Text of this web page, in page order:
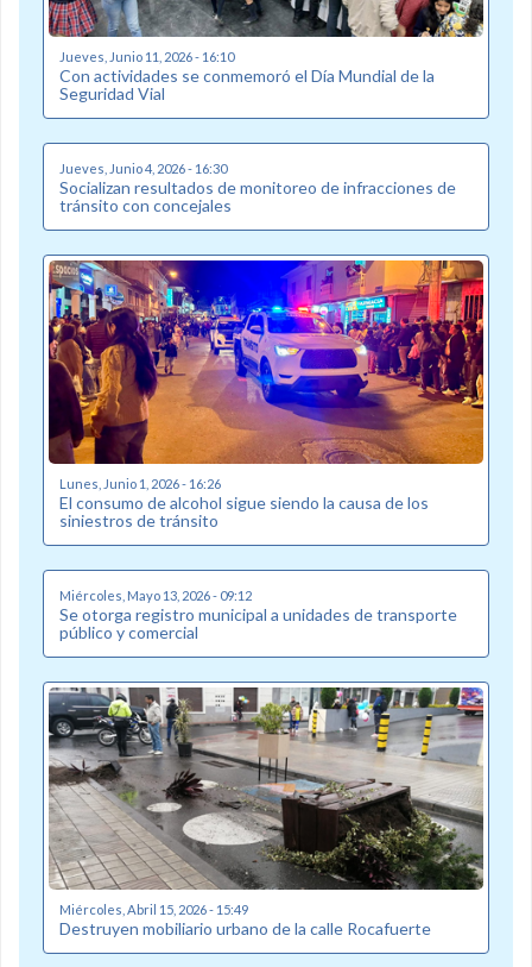
Jueves, Junio 11, 2026 - 16:10
Con actividades se conmemoró el Día Mundial de la
Seguridad Vial
Jueves, Junio 4, 2026 - 16:30
Socializan resultados de monitoreo de infracciones de
tránsito con concejales
Lunes, Junio 1, 2026 - 16:26
El consumo de alcohol sigue siendo la causa de los
siniestros de tránsito
Miércoles, Mayo 13, 2026 - 09:12
Se otorga registro municipal a unidades de transporte
público y comercial
Miércoles, Abril 15, 2026 - 15:49
Destruyen mobiliario urbano de la calle Rocafuerte